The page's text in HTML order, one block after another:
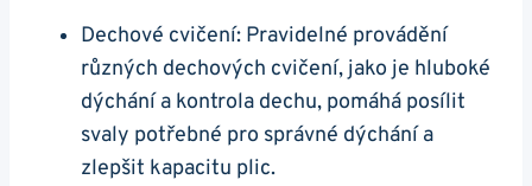
Dechové cvičení: Pravidelné provádění
různých​ dechových cvičení, jako je hluboké⁤
dýchání ⁢a ​kontrola dechu,​ pomáhá posílit
svaly potřebné pro správné⁤ dýchání a
zlepšit kapacitu plic.